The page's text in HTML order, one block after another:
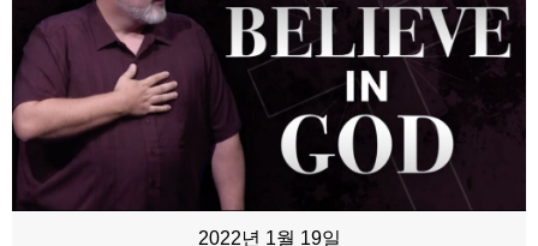
2022년 1월 19일